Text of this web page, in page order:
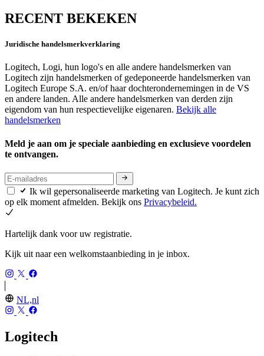
RECENT BEKEKEN
Juridische handelsmerkverklaring
Logitech, Logi, hun logo's en alle andere handelsmerken van
Logitech zijn handelsmerken of gedeponeerde handelsmerken van
Logitech Europe S.A. en/of haar dochterondernemingen in de VS
en andere landen. Alle andere handelsmerken van derden zijn
eigendom van hun respectievelijke eigenaren. Bekijk alle
handelsmerken
Meld je aan om je speciale aanbieding en exclusieve voordelen
te ontvangen.
Ik wil gepersonaliseerde marketing van Logitech. Je kunt zich
op elk moment afmelden. Bekijk ons Privacybeleid.
Hartelijk dank voor uw registratie.
Kijk uit naar een welkomstaanbieding in je inbox.
NL,nl
Logitech